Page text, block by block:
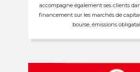
accompagne également ses clients
financement sur les marchés de
bourse, émissions